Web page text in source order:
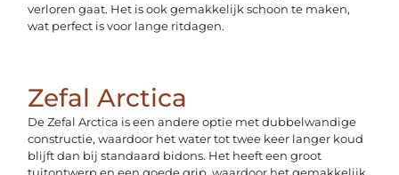
verloren gaat. Het is ook gemakkelijk schoon te maken,
wat perfect is voor lange ritdagen.
Zefal Arctica
De Zefal Arctica is een andere optie met dubbelwandige
constructie, waardoor het water tot twee keer langer koud
blijft dan bij standaard bidons. Het heeft een groot